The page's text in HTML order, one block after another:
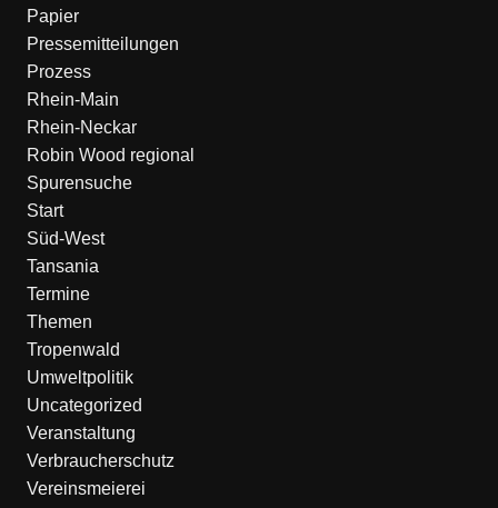
Papier
Pressemitteilungen
Prozess
Rhein-Main
Rhein-Neckar
Robin Wood regional
Spurensuche
Start
Süd-West
Tansania
Termine
Themen
Tropenwald
Umweltpolitik
Uncategorized
Veranstaltung
Verbraucherschutz
Vereinsmeierei